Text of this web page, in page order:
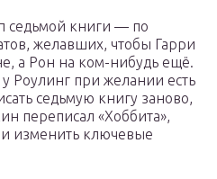
седьмой книги — по
желавших, чтобы Гарри
а Рон на ком-нибудь ещё.
Роулинг при желании есть
седьмую книгу заново,
переписал «Хоббита»,
и изменить ключевые